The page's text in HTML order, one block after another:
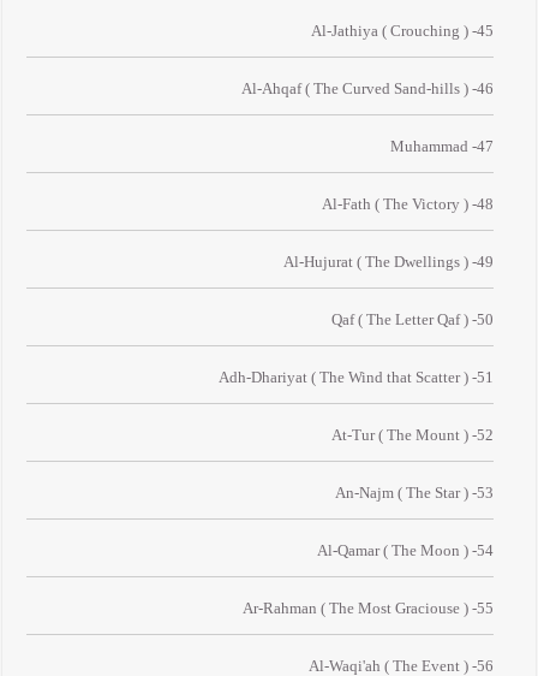
45- Al-Jathiya ( Crouching )
46- Al-Ahqaf ( The Curved Sand-hills )
47- Muhammad
48- Al-Fath ( The Victory )
49- Al-Hujurat ( The Dwellings )
50- Qaf ( The Letter Qaf )
51- Adh-Dhariyat ( The Wind that Scatter )
52- At-Tur ( The Mount )
53- An-Najm ( The Star )
54- Al-Qamar ( The Moon )
55- Ar-Rahman ( The Most Graciouse )
56- Al-Waqi'ah ( The Event )